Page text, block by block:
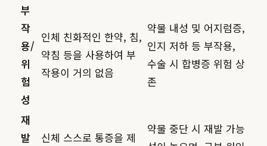
부
작
용/
위
험
성
인체 친화적인 한약, 침,
약침 등을 사용하여 부
작용이 거의 없음
약물 내성 및 어지럼증,
인지 저하 등 부작용,
수술 시 합병증 위험 상
존
재
발
신체 스스로 통증을 제
약물 중단 시 재발 가능